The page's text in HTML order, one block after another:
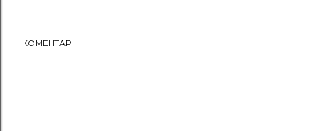
КОМЕНТАРІ